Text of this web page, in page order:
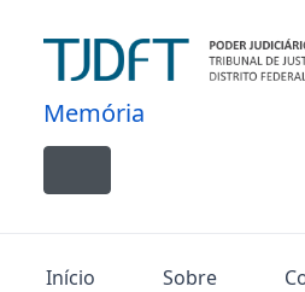
Memória
Toggle navigation
Início Sobre